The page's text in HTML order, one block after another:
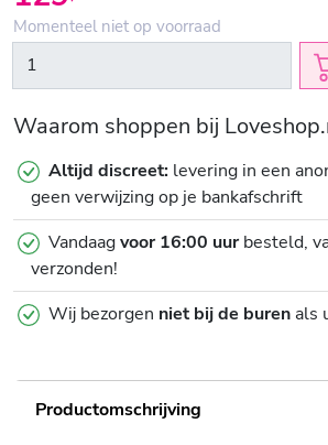
Momenteel niet op voorraad
Waarom shoppen bij
Altijd discreet: levering in een
geen verwijzing op je bankafschrift
Vandaagvoor 16:00 uurbesteld,
verzonden!
Wij bezorgen niet bij de burenals
Productomschrijving